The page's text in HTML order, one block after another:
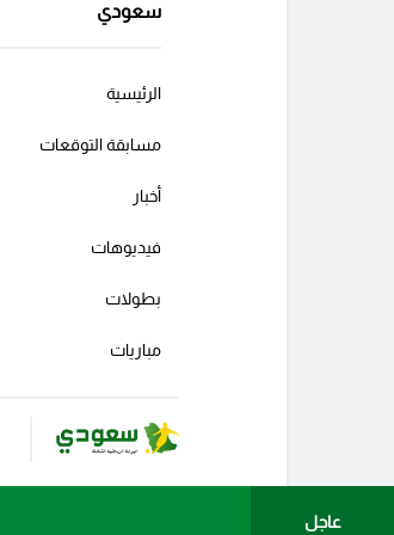
عاجل
سعودي
الرئيسية
مسابقة التوقعات
أخبار
فيديوهات
بطولات
مباريات